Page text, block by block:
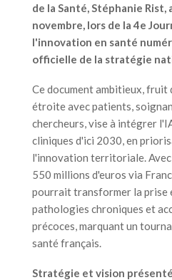
de la Santé, Stéphanie Rist,
novembre, lors de la 4e
l'innovation en santé
officielle de la stratégie
Ce document ambitieux, fruit
étroite avec patients,
chercheurs, vise à intégrer
cliniques d'ici 2030, en
l'innovation territoriale. Avec
550 millions d'euros via
pourrait transformer la prise
pathologies chroniques et
précoces, marquant un
santé français.
Stratégie et vision